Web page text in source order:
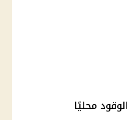
محليًا